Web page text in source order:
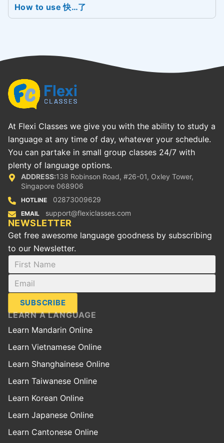
How to use 快…了
At Flexi Classes we give you with the ability to study a
language at any time of day, whatever your schedule.
You can partake in small group classes 24/7 with
plenty of language options.
ADDRESS:138 Robinson Road, #26-01, Oxley Tower,
Singapore 068906
HOTLINE 02873009629
EMAIL support@flexiclasses.com
NEWSLETTER
Get free awesome language goodness by subscribing
to our Newsletter.
SUBSCRIBE
LEARN A LANGUAGE
Learn Mandarin Online
Learn Vietnamese Online
Learn Shanghainese Online
Learn Taiwanese Online
Learn Korean Online
Learn Japanese Online
Learn Cantonese Online